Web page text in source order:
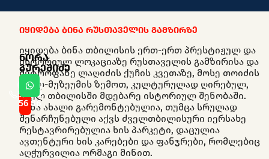
იყიდება ბინა რუსთაველის გამზირზე
იყიდება ბინა თბილისის ერთ-ერთ პრესტიჟულ და
ისტორიულ ლოკაციაზე რუსთაველის გამზირისა და
მეტროფანე ლაღიძის ქუჩის კვეთაზე, მოსე თოიძის
სახლ-მუზეუმის ზემოთ, კულტურულად ღირებულ,
ძველ თბილისში მდებარე ისტორიულ შენობაში.
ბინა ახალი გარემონტებულია, თუმცა სრულად
შენარჩუნებული აქვს ძველთბილისური იერსახე
რესტავრირებულია ხის პარკეტი, დაცულია
ავთენტური ხის კარებები და ფანჯრები, რომლებიც
აღჭურვილია ორმაგი მინით.
ნორა
გურეშიძე
(+995)
591 12
56 86